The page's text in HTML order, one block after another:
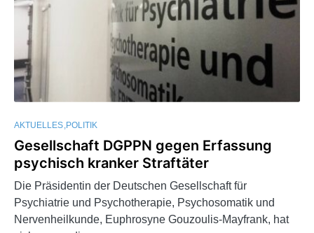
AKTUELLES POLITIK
Gesellschaft DGPPN gegen Erfassung
psychisch kranker Straftäter
Die Präsidentin der Deutschen Gesellschaft für
Psychiatrie und Psychotherapie, Psychosomatik und
Nervenheilkunde, Euphrosyne Gouzoulis-Mayfrank, hat